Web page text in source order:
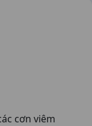
cơn viêm